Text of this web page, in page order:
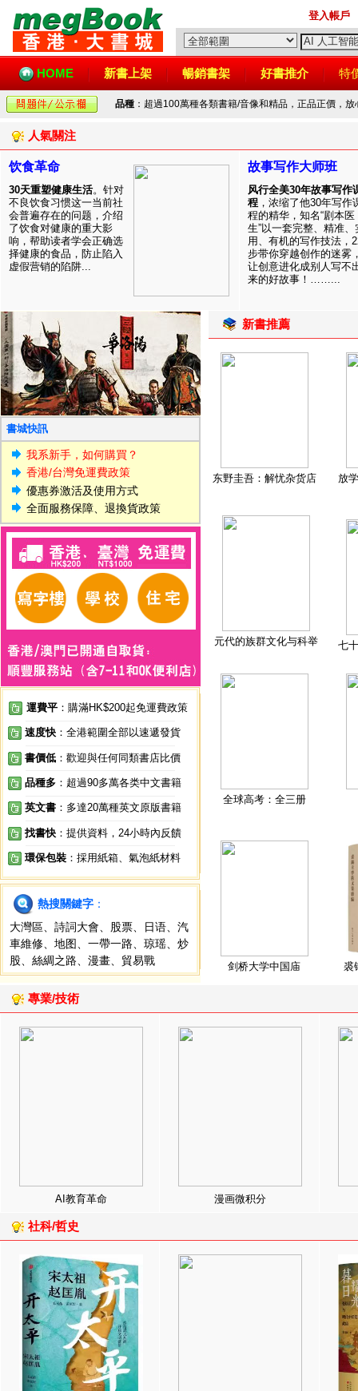
登入帳戶
HOME 新書上架 暢銷書架 好書推介 特
品種 ：超過100萬種各類書籍/音像和精品，正品正價，
人氣關注
饮食革命
30天重塑健康生活。针对
不良饮食习惯这一当前社
会普遍存在的问题，介绍
了饮食对健康的重大影
响，帮助读者学会正确选
择健康的食品，防止陷入
虚假营销的陷阱...
故事写作大师班
风行全美30年故事写作
程 ，浓缩了他30年写作
程的精华，知名“剧本医
生”以一套完整、精准、
用、有机的写作技法，
步带你穿越创作的迷雾
让创意进化成别人写不
来的好故事！……...
書城快訊
我系新手，如何購買？
香港/台灣免運費政策
優惠券激活及使用方式
全面服務保障、退換貨政策
運費平 ：購滿HK$200起免運費政策
速度快 ：全港範圍全部以速遞發貨
書價低 ：歡迎與任何同類書店比價
品種多 ：超過90多萬各类中文書籍
英文書 ：多達20萬種英文原版書籍
找書快 ：提供資料，24小時內反饋
環保包裝 ：採用紙箱、氣泡紙材料
熱搜關鍵字 ：
大灣區
詩詞大會 股票 日语
汽
車維修
地图 一帶一路 琼瑶
炒
股
絲綢之路 漫畫 貿易戰
新書推薦
东野圭吾：解忧杂货店 放
元代的族群文化与科举 七
全球高考：全三册
剑桥大学中国庙 裘
專業/技術
AI教育革命 漫画微积分
社科/哲史